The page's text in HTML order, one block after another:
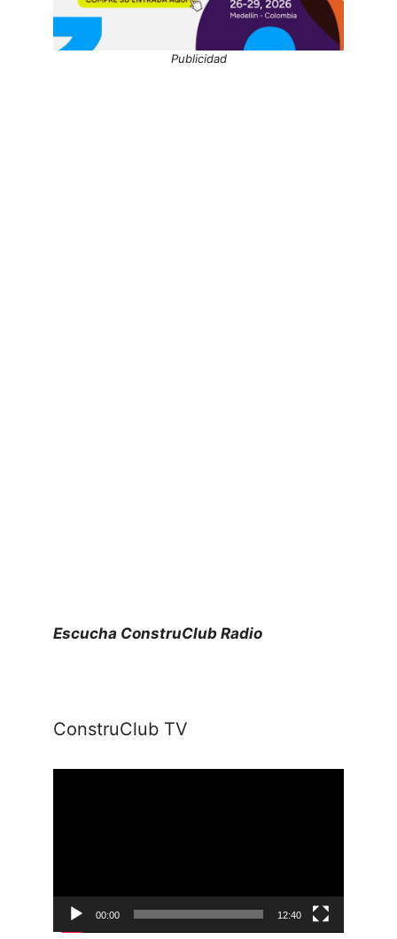
Publicidad
Escucha ConstruClub Radio
ConstruClub TV
00:00 12:40